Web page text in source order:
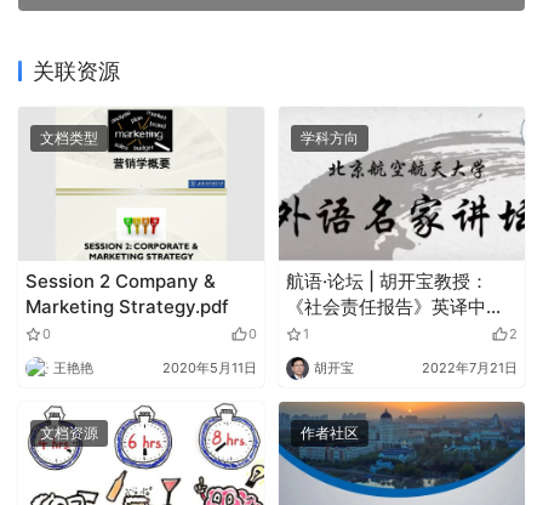
关联资源
文档类型
Session 2 Company &
Marketing Strategy.pdf
0 0
王艳艳 2020年5月11日
学科方向
航语·论坛 | 胡开宝教授：
《社会责任报告》英译中的
华为公司形象研究——一项
基于语料库的研究
1 2
胡开宝 2022年7月21日
文档资源 作者社区